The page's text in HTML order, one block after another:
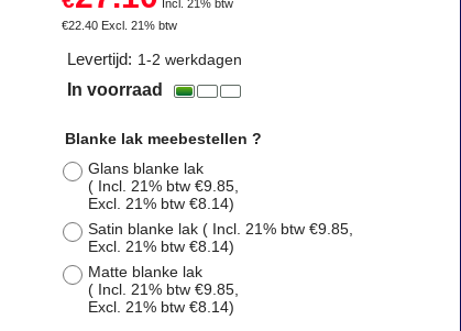
Incl. 21% btw
€22.40 Excl. 21% btw
Levertijd: 1-2 werkdagen
In voorraad
Blanke lak meebestellen ?
Glans blanke lak
( Incl. 21% btw €9.85,
Excl. 21% btw €8.14)
Satin blanke lak ( Incl. 21% btw €9.85,
Excl. 21% btw €8.14)
Matte blanke lak
( Incl. 21% btw €9.85,
Excl. 21% btw €8.14)